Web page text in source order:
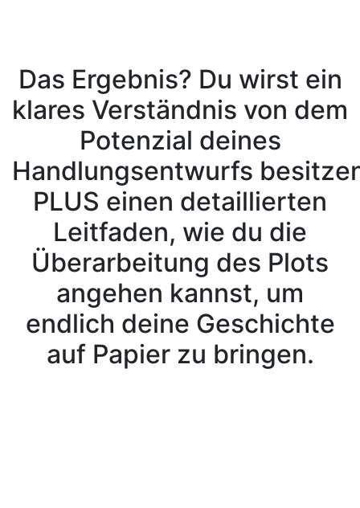
Das Ergebnis? Du wirst ein
klares Verständnis von dem
Potenzial deines
Handlungsentwurfs
PLUS einen detaillierten
Leitfaden, wie du die
Überarbeitung des Plots
angehen kannst, um
endlich deine Geschichte
auf Papier zu bringen.